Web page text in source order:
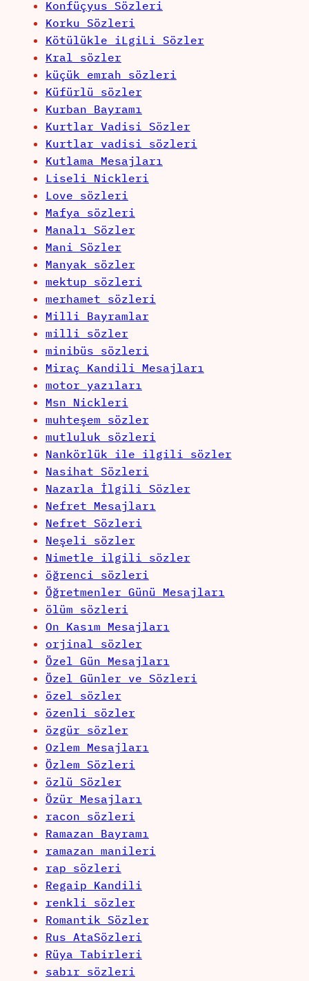
Konfüçyus Sözleri
Korku Sözleri
Kötülükle iLgiLi Sözler
Kral sözler
küçük emrah sözleri
Küfürlü sözler
Kurban Bayramı
Kurtlar Vadisi Sözler
Kurtlar vadisi sözleri
Kutlama Mesajları
Liseli Nickleri
Love sözleri
Mafya sözleri
Manalı Sözler
Mani Sözler
Manyak sözler
mektup sözleri
merhamet sözleri
Milli Bayramlar
milli sözler
minibüs sözleri
Miraç Kandili Mesajları
motor yazıları
Msn Nickleri
muhteşem sözler
mutluluk sözleri
Nankörlük ile ilgili sözler
Nasihat Sözleri
Nazarla İlgili Sözler
Nefret Mesajları
Nefret Sözleri
Neşeli sözler
Nimetle ilgili sözler
öğrenci sözleri
Öğretmenler Günü Mesajları
ölüm sözleri
On Kasım Mesajları
orjinal sözler
Özel Gün Mesajları
Özel Günler ve Sözleri
özel sözler
özenli sözler
özgür sözler
Ozlem Mesajları
Özlem Sözleri
özlü Sözler
Özür Mesajları
racon sözleri
Ramazan Bayramı
ramazan manileri
rap sözleri
Regaip Kandili
renkli sözler
Romantik Sözler
Rus AtaSözleri
Rüya Tabirleri
sabır sözleri